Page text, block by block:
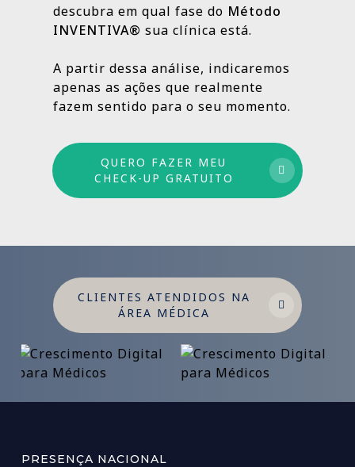
Por isso trabalhamos com um método
médio e longo prazo para garantir
crescimento sustentável.
descubra em qual fase do Método
INVENTIVA® sua clínica está.
A partir dessa análise, indicaremos
apenas as ações que realmente
fazem sentido para o seu momento.
QUERO FAZER MEU
CHECK-UP GRATUITO
CLIENTES ATENDIDOS NA
ÁREA MÉDICA
PRESENÇA NACIONAL